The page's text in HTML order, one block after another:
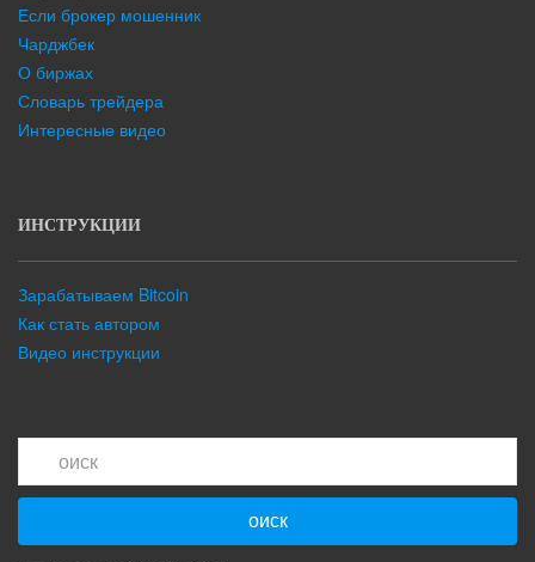
Если брокер мошенник
Чарджбек
О биржах
Словарь трейдера
Интересные видео
ИНСТРУКЦИИ
Зарабатываем Bitcoin
Как стать автором
Видео инструкции
оиск